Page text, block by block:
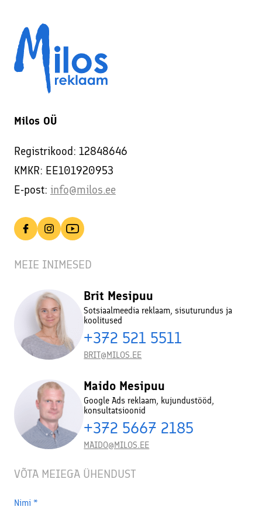
Milos OÜ
Registrikood: 12848646
KMKR: EE101920953
E-post: info@milos.ee
MEIE INIMESED
Brit Mesipuu
Sotsiaalmeedia reklaam, sisuturundus ja
koolitused
+372 521 5511
BRIT@MILOS.EE
Maido Mesipuu
Google Ads reklaam, kujundustööd,
konsultatsioonid
+372 5667 2185
MAIDO@MILOS.EE
VÕTA MEIEGA ÜHENDUST
Nimi *